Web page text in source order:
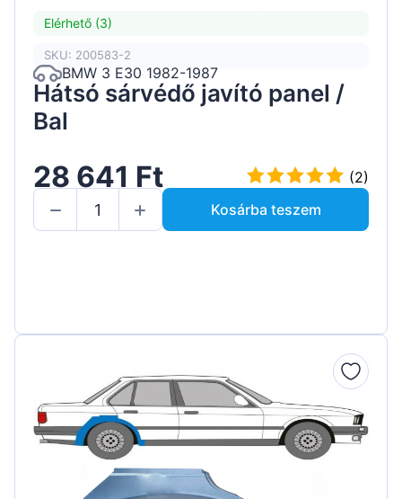
Elérhető (3)
SKU: 200583-2
BMW 3 E30 1982-1987
Hátsó sárvédő javító panel /
Bal
28 641 Ft
(2)
Kosárba teszem